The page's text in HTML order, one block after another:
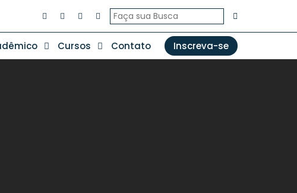
Cursos Contato Inscreva-se